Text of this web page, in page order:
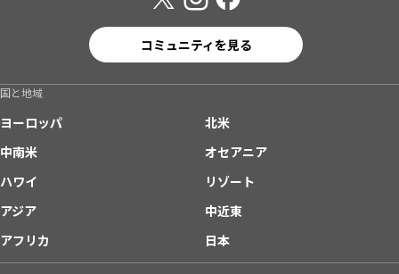
コミュニティを見る
国と地域
ヨーロッパ
北米
中南米
オセアニア
ハワイ
リゾート
アジア
中近東
アフリカ
日本